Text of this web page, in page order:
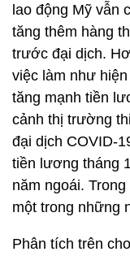
lao động Mỹ vẫn
tăng thêm hàng
trước đại dịch.
việc làm như
tăng mạnh tiền
cảnh thị trường
đại dịch COVID-
tiền lương tháng
năm ngoái.
một trong những
Phân tích trên